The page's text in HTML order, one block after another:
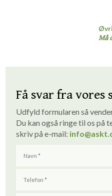
Må
Få svar fra vores
Udfyld formularen så
Du kan også ringe til os på
skriv på e-mail: info